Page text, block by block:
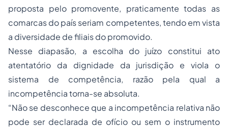
proposta pelo promovente, praticamente todas as
comarcas do país seriam competentes, tendo em vista
a diversidade de filiais do promovido.
Nesse diapasão, a escolha do juízo constitui ato
atentatório da dignidade da jurisdição e viola o
sistema de competência, razão pela qual a
incompetência torna-se absoluta.
“Não se desconhece que a incompetência relativa não
pode ser declarada de ofício ou sem o instrumento